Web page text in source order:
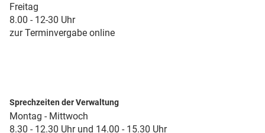
Freitag
8.00 - 12-30 Uhr
zur Terminvergabe online
Sprechzeiten der Verwaltung
Montag - Mittwoch
8.30 - 12.30 Uhr und 14.00 - 15.30 Uhr